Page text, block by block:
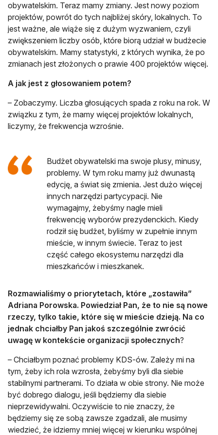
obywatelskim. Teraz mamy zmiany. Jest nowy poziom
projektów, powrót do tych najbliżej skóry, lokalnych. To
jest ważne, ale wiąże się z dużym wyzwaniem, czyli
zwiększeniem liczby osób, które biorą udział w budżecie
obywatelskim. Mamy statystyki, z których wynika, że po
zmianach jest złożonych o prawie 400 projektów więcej.
A jak jest z głosowaniem potem?
– Zobaczymy. Liczba głosujących spada z roku na rok. W
związku z tym, że mamy więcej projektów lokalnych,
liczymy, że frekwencja wzrośnie.
Budżet obywatelski ma swoje plusy, minusy,
problemy. W tym roku mamy już dwunastą
edycję, a świat się zmienia. Jest dużo więcej
innych narzędzi partycypacji. Nie
wymagajmy, żebyśmy nagle mieli
frekwencję wyborów prezydenckich. Kiedy
rodził się budżet, byliśmy w zupełnie innym
mieście, w innym świecie. Teraz to jest
część całego ekosystemu narzędzi dla
mieszkańców i mieszkanek.
Rozmawialiśmy o priorytetach, które „zostawiła”
Adriana Porowska. Powiedział Pan, że to nie są nowe
rzeczy, tylko takie, które się w mieście dzieją. Na co
jednak chciałby Pan jakoś szczególnie zwrócić
uwagę w kontekście organizacji społecznych?
– Chciałbym poznać problemy KDS-ów. Zależy mi na
tym, żeby ich rola wzrosła, żebyśmy byli dla siebie
stabilnymi partnerami. To działa w obie strony. Nie może
być dobrego dialogu, jeśli będziemy dla siebie
nieprzewidywalni. Oczywiście to nie znaczy, że
będziemy się ze sobą zawsze zgadzali, ale musimy
wiedzieć, że idziemy mniej więcej w kierunku wspólnej